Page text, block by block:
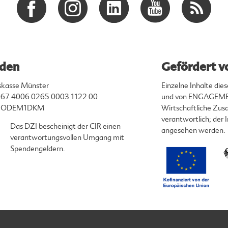
Münster
4006 0265 0003 1122 00
Das DZI bescheinigt der CIR einen
verantwortungsvollen Umgang mit
Spendengeldern.
Gefördert
Einzelne Inhalte
und von
Wirtschaftliche
verantwortlich; der
angesehen werden.